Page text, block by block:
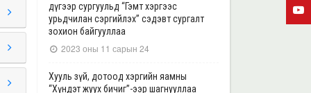
дүгээр сургуульд “Гэмт хэргээс
урьдчилан сэргийлэх” сэдэвт сургалт
зохион байгууллаа
2023 оны 11 сарын 24
Хууль зүй, дотоод хэргийн яамны
“Хүндэт жуух бичиг”-ээр шагнууллаа